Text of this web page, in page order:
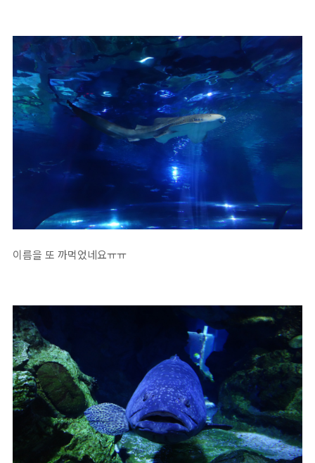
이름을 또 까먹었네요ㅠㅠ